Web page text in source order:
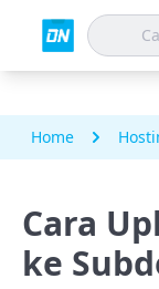
Home
Cara
ke